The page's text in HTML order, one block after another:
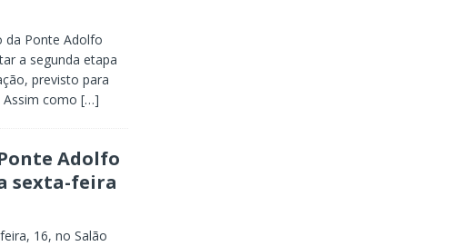
da Ponte Adolfo
a segunda etapa
previsto para
como […]
Adolfo
sexta-feira
16, no Salão